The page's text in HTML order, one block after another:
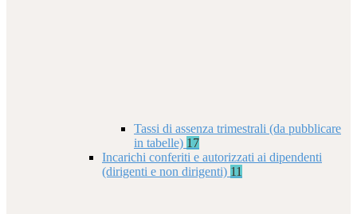
Tassi di assenza trimestrali (da pubblicare
in tabelle) 17
Incarichi conferiti e autorizzati ai dipendenti
(dirigenti e non dirigenti) 11